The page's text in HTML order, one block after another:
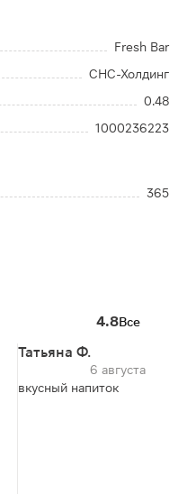
Fresh Bar
СНС-Холдинг
0.48
1000236223
365
4.8Все
Татьяна Ф.
6 августа
вкусный напиток